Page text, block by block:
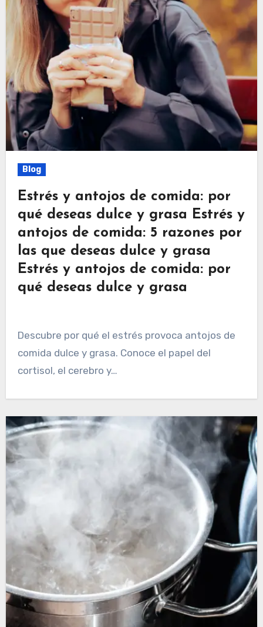
Blog
Estrés y antojos de comida: por
qué deseas dulce y grasa Estrés y
antojos de comida: 5 razones por
las que deseas dulce y grasa
Estrés y antojos de comida: por
qué deseas dulce y grasa
Descubre por qué el estrés provoca antojos de
comida dulce y grasa. Conoce el papel del
cortisol, el cerebro y…